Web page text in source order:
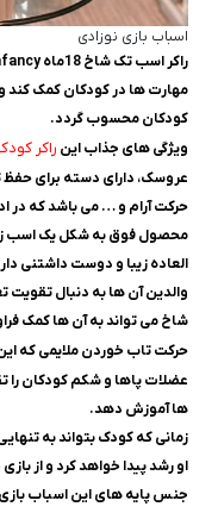
اسباب بازی نوزادی
مهارت ها در کودکان کمک
کودکان محسوب گردد.
ویژگی های جذاب این راکر
عروسک، دارای دسته برای
حرکت آرام و … می باشد که در
محصول فوق به شکل یک اسب
العاده زیبا و دوست داشتنی
والدین آن ها به دنبال تقویت
شاخ می تواند به آن ها کمک
حرکت تاب خوردن ملایمی که
عضلات پاها و شکم کودکان را
ها آموزش دهد.
زمانی که کودک بتواند به
او رشد پیدا خواهد کرد و از
جنس پایه های این اسباب